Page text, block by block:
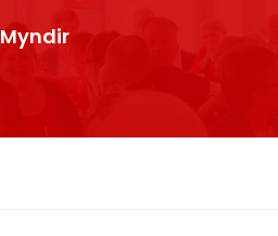
Myndir